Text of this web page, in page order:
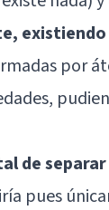
por
de
pues